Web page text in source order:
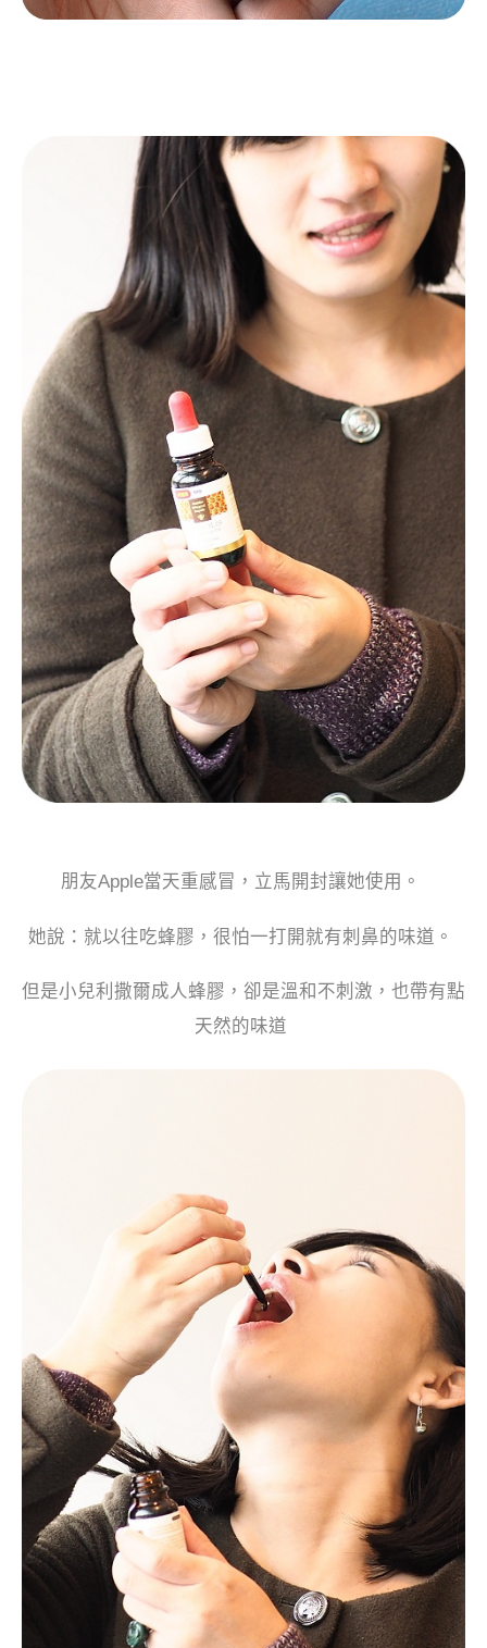
朋友Apple當天重感冒，立馬開封讓她使用。
她說：就以往吃蜂膠，很怕一打開就有刺鼻的味道。
但是小兒利撒爾成人蜂膠，卻是溫和不刺激，也帶有點
天然的味道